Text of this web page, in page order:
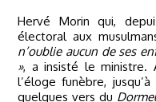
Hervé Morin qui,
électoral aux
n’oublie aucun de ses
», a insisté le ministre.
l’éloge funèbre,
quelques vers du